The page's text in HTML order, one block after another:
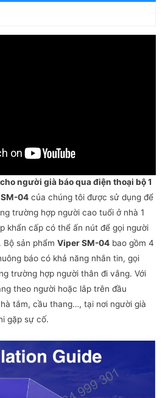
người già báo qua điện thoại bộ 1
04 của chúng tôi được sử dụng để
trường hợp người cao tuổi ở nhà 1
khẩn cấp có thể ấn nút để gọi người
sản phẩm Viper SM-04 bao gồm 4
báo có khả năng nhắn tin, gọi
trường hợp người thân đi vắng. Với
theo người hoặc lắp trên đầu
tắm, cầu thang…, tại nơi người già
gặp sự cố.